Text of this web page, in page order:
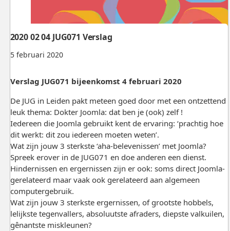
5 februari 2020
2020 02 04 JUG071 Verslag
Verslag JUG071 bijeenkomst 4 februari 2020
De JUG in Leiden pakt meteen goed door met een ontzettend
leuk thema: Dokter Joomla: dat ben je (ook) zelf !
Iedereen die Joomla gebruikt kent de ervaring: ‘prachtig hoe
dit werkt: dit zou iedereen moeten weten’.
Wat zijn jouw 3 sterkste ‘aha-belevenissen’ met Joomla?
Spreek erover in de JUG071 en doe anderen een dienst.
Hindernissen en ergernissen zijn er ook: soms direct Joomla-
gerelateerd maar vaak ook gerelateerd aan algemeen
computergebruik.
Wat zijn jouw 3 sterkste ergernissen, of grootste hobbels,
lelijkste tegenvallers, absoluutste afraders, diepste valkuilen,
gênantste miskleunen?